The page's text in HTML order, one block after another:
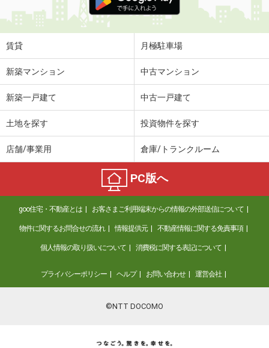
賃貸 月極駐車場
新築マンション 中古マンション
新築一戸建て 中古一戸建て
土地を探す 投資物件を探す
店舗/事業用 倉庫/トランクルーム
PC版へ
goo住宅・不動産とは お客さまご利用端末からの情報の外部送信について
物件に関するお問合せの流れ 情報提供元 不動産情報に関する免責事項
個人情報の取り扱いについて 消費税に関する表記について
プライバシーポリシー ヘルプ お問い合わせ 運営会社
©NTT DOCOMO